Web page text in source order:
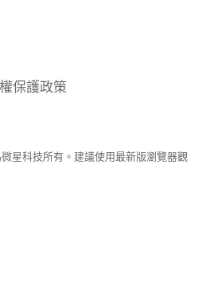
科技所有。建議使用最新版瀏覽器觀
保護政策